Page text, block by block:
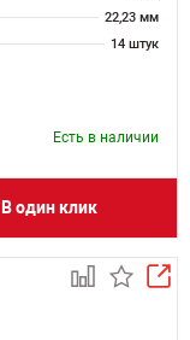
22,23 мм
14 штук
Есть в наличии
В один клик